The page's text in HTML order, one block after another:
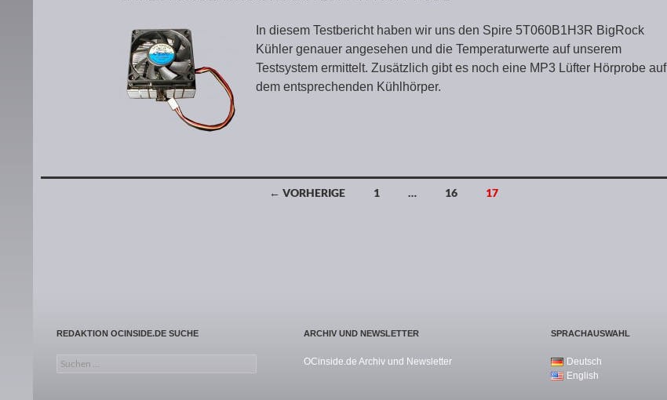
In diesem Testbericht haben wir uns den Spire 5T060B1H3R BigRock
Kühler genauer angesehen und die Temperaturwerte auf unserem
Testsystem ermittelt. Zusätzlich gibt es noch eine MP3 Lüfter Hörprobe auf
dem entsprechenden Kühlhörper.
← VORHERIGE 1 … 16 17
REDAKTION OCINSIDE.DE SUCHE
Suchen nach:
ARCHIV UND NEWSLETTER
OCinside.de Archiv und Newsletter
SPRACHAUSWAHL
Deutsch
English